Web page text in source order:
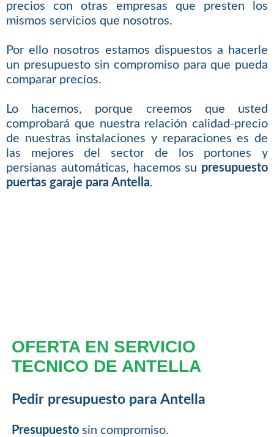
precios con otras empresas que presten los
mismos servicios que nosotros.
Por ello nosotros estamos dispuestos a hacerle
un presupuesto sin compromiso para que pueda
comparar precios.
Lo hacemos, porque creemos que usted
comprobará que nuestra relación calidad-precio
de nuestras instalaciones y reparaciones es de
las mejores del sector de los portones y
persianas automáticas, hacemos su presupuesto
puertas garaje para Antella.
OFERTA EN SERVICIO
TECNICO DE ANTELLA
Pedir presupuesto para Antella
Presupuestosin compromiso.